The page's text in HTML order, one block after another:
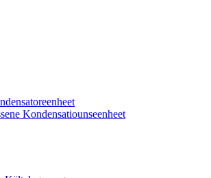
Kondensatiounseenheet